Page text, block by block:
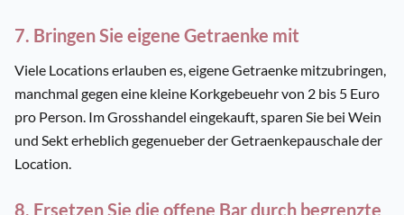
7. Bringen Sie eigene Getraenke mit
Viele Locations erlauben es, eigene Getraenke mitzubringen,
manchmal gegen eine kleine Korkgebeuehr von 2 bis 5 Euro
pro Person. Im Grosshandel eingekauft, sparen Sie bei Wein
und Sekt erheblich gegenueber der Getraenkepauschale der
Location.
8. Ersetzen Sie die offene Bar durch begrenzte